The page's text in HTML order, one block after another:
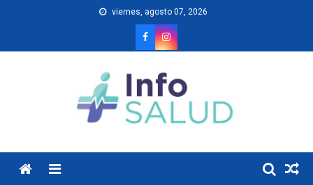
viernes, agosto 07, 2026
Menu